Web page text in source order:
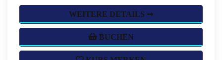
WEITERE DETAILS ➞
BUCHEN